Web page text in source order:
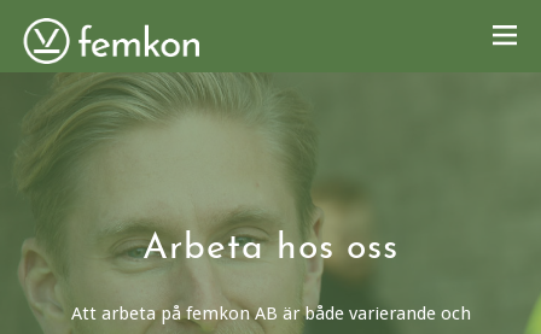
ARBETA HOS OSS
KONTAKT
Arbeta hos oss
Att arbeta på femkon AB är både varierande och